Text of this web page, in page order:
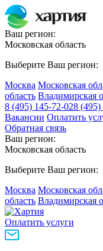
Ваш регион:
Московская область
Выберите Ваш регион:
Москва Московская
область Владимирская
8 (495) 145-72-028 (495)
Вакансии Оплатить
Обратная связь
Ваш регион:
Московская область
Выберите Ваш регион:
Москва Московская
область Владимирская
Оплатить услуги